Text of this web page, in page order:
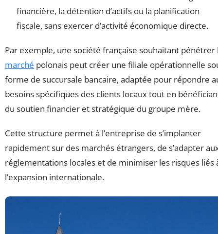
financière, la détention d’actifs ou la planification
fiscale, sans exercer d’activité économique directe.
Par exemple, une société française souhaitant pénétrer
marché polonais peut créer une filiale opérationnelle
forme de succursale bancaire, adaptée pour répondre
besoins spécifiques des clients locaux tout en
du soutien financier et stratégique du groupe mère.
Cette structure permet à l’entreprise de s’implanter
rapidement sur des marchés étrangers, de s’adapter
réglementations locales et de minimiser les risques liés
l’expansion internationale.